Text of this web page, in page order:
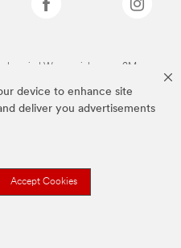
device to enhance site
deliver you advertisements
Accept Cookies
sind Warenzeichen von 3M.